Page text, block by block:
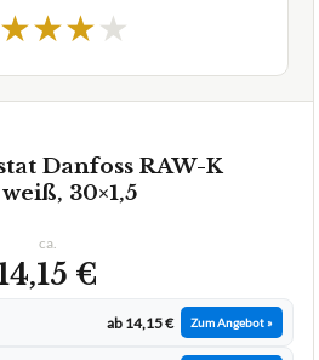
★★★★
Danfoss RAW-K
30×1,5
ca.
€
ab 14,15 € Zum Angebot »